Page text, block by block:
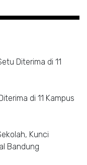
Diterima di 11
di 11 Kampus
Kunci
Bandung